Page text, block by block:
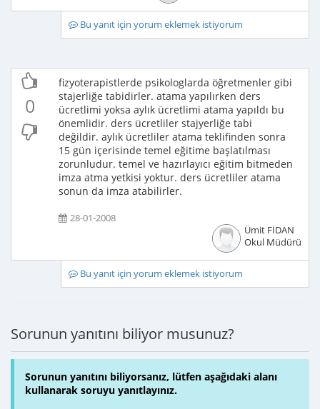
Bu yanıt için yorum eklemek istiyorum
0
fizyoterapistlerde psikologlarda öğretmenler gibi
stajerliğe tabidirler. atama yapılırken ders
ücretlimi yoksa aylık ücretlimi atama yapıldı bu
önemlidir. ders ücretliler stajyerliğe tabi
değildir. aylık ücretliler atama teklifinden sonra
15 gün içerisinde temel eğitime başlatılması
zorunludur. temel ve hazırlayıcı eğitim bitmeden
imza atma yetkisi yoktur. ders ücretliler atama
sonun da imza atabilirler.
28-01-2008
Ümit FİDAN
Okul Müdürü
Bu yanıt için yorum eklemek istiyorum
Sorunun yanıtını biliyor musunuz?
Sorunun yanıtını biliyorsanız, lütfen aşağıdaki alanı
kullanarak soruyu yanıtlayınız.